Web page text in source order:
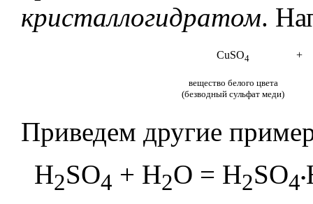
кристаллогидратом.
CuSO4 +
вещество белого цвета
(безводный сульфат меди)
Приведем другие
H2SO4 + H2O = H2SO4.